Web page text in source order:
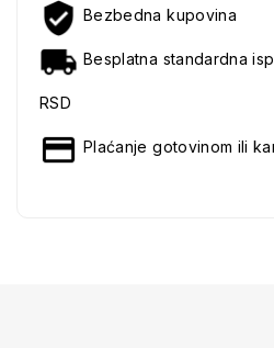
Bezbedna kupovina
Besplatna standardna
RSD
Plaćanje gotovinom ili